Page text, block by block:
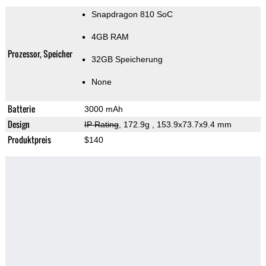
Prozessor, Speicher
Snapdragon 810 SoC
4GB RAM
32GB Speicherung
None
Batterie 3000 mAh
Design IP Rating, 172.9g , 153.9x73.7x9.4 mm
Produktpreis $140